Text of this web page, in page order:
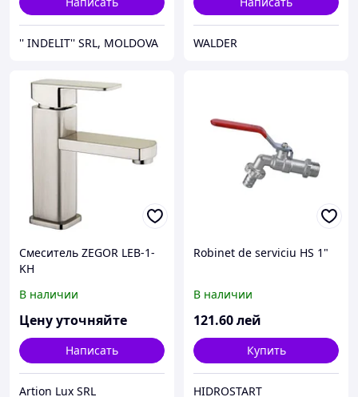
'' INDELIT'' SRL, MOLDOVA WALDER
Смеситель ZEGOR LEB-1-
KH
В наличии
Цену уточняйте
Написать
Artion Lux SRL
Robinet de serviciu HS 1"
В наличии
121.60лей
Купить
HIDROSTART